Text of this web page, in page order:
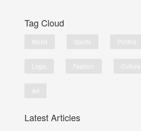
Tag Cloud
World Sports Politics
Logic Fashion Culture
Art
Latest Articles